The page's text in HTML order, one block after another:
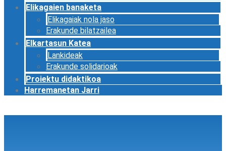
Elikagaien banaketa
Elikagaiak nola jaso
Erakunde bilatzailea
Elkartasun Katea
Lankideak
Erakunde solidarioak
Proiektu didaktikoa
Harremanetan Jarri